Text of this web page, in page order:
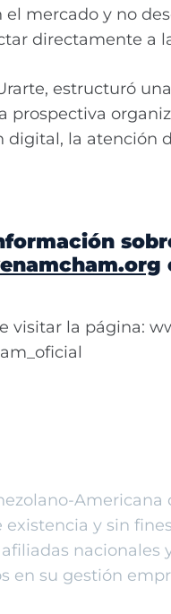
el mercado y no
directamente a
estructuró
prospectiva
digital, la atención
visitar la página:
existencia y sin
nacionales
en su gestión